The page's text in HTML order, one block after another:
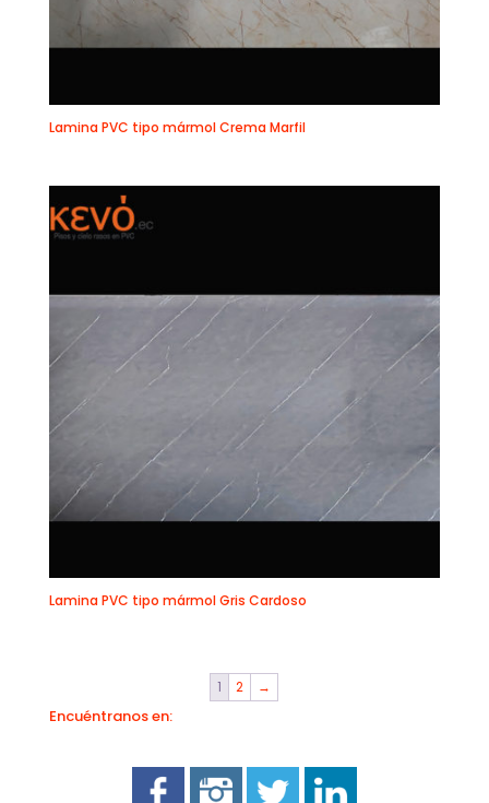
Lamina PVC tipo mármol Crema Marfil
Lamina PVC tipo mármol Gris Cardoso
1 2 →
Encuéntranos en: